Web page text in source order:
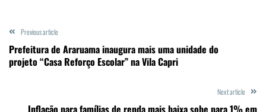
Previous article
Prefeitura de Araruama inaugura mais uma unidade do
projeto “Casa Reforço Escolar” na Vila Capri
Next article
Inflação para famílias de renda mais baixa sobe para 1% em